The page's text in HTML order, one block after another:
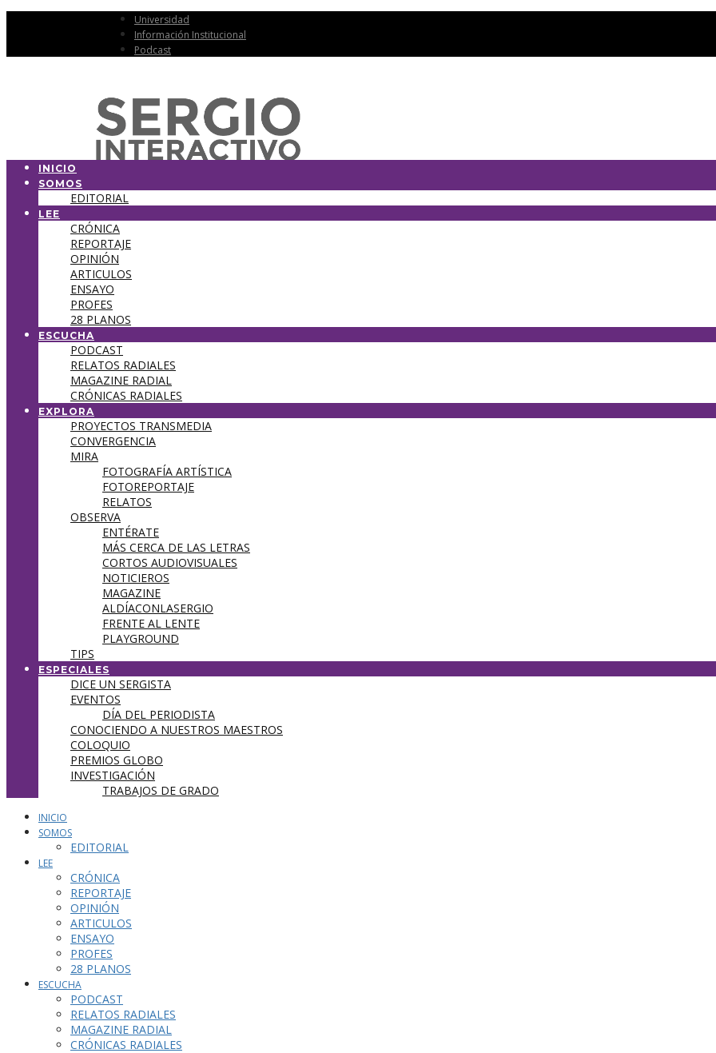
Universidad
Información Institucional
Podcast
INICIO
SOMOS
EDITORIAL
LEE
CRÓNICA
REPORTAJE
OPINIÓN
ARTICULOS
ENSAYO
PROFES
28 PLANOS
ESCUCHA
PODCAST
RELATOS RADIALES
MAGAZINE RADIAL
CRÓNICAS RADIALES
EXPLORA
PROYECTOS TRANSMEDIA
CONVERGENCIA
MIRA
FOTOGRAFÍA ARTÍSTICA
FOTOREPORTAJE
RELATOS
OBSERVA
ENTÉRATE
MÁS CERCA DE LAS LETRAS
CORTOS AUDIOVISUALES
NOTICIEROS
MAGAZINE
ALDÍACONLASERGIO
FRENTE AL LENTE
PLAYGROUND
TIPS
ESPECIALES
DICE UN SERGISTA
EVENTOS
DÍA DEL PERIODISTA
CONOCIENDO A NUESTROS MAESTROS
COLOQUIO
PREMIOS GLOBO
INVESTIGACIÓN
TRABAJOS DE GRADO
INICIO
SOMOS
EDITORIAL
LEE
CRÓNICA
REPORTAJE
OPINIÓN
ARTICULOS
ENSAYO
PROFES
28 PLANOS
ESCUCHA
PODCAST
RELATOS RADIALES
MAGAZINE RADIAL
CRÓNICAS RADIALES